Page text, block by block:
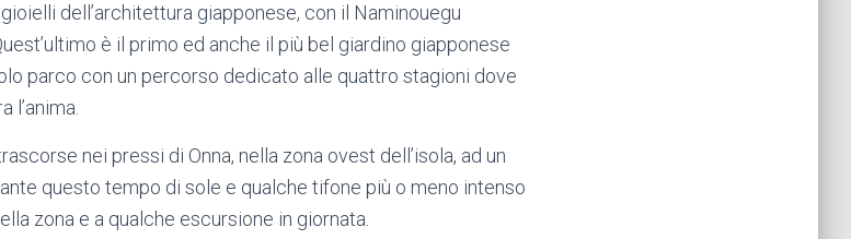
dell’architettura giapponese, con il Naminouegu
è il primo ed anche il più bel giardino giapponese
parco con un percorso dedicato alle quattro stagioni dove
l’anima.
nei pressi di Onna, nella zona ovest dell’isola, ad un
questo tempo di sole e qualche tifone più o meno intenso
zona e a qualche escursione in giornata.